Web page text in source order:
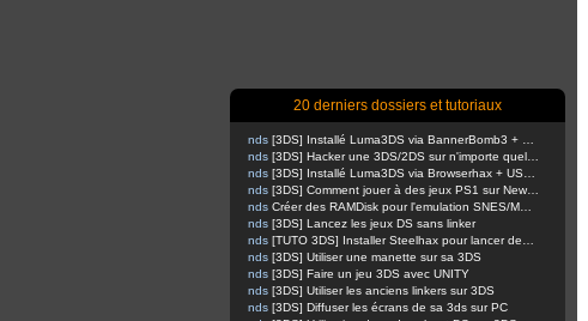
20 derniers dossiers et tutoriaux
nds
nds
nds
nds
nds
nds [3DS] Lancez les jeux DS sans linker
nds
nds [3DS] Utiliser une manette sur sa 3DS
nds [3DS] Faire un jeu 3DS avec UNITY
nds [3DS] Utiliser les anciens linkers sur 3DS
nds [3DS] Diffuser les écrans de sa 3ds sur PC